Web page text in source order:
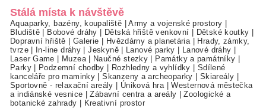
Stálá místa k návštěvě
Aquaparky, bazény, koupaliště |Army a vojenské prostory
Bludiště
Bobové dráhy Dětská hřiště venkovní Dětské koutky
Dopravní hřiště
Galerie Hvězdárny a planetária
Hrady, zámky,
tvrze| In-line dráhy |Jeskyně| Lanové parky Lanové dráhy
Laser Game
Muzea| Naučné stezky Památky a památníky
Parky| Podzemní chodby Rozhledny a vyhlídky
Sdílené
kanceláře pro maminky |Skanzeny a archeoparky Skiareály
Sportovně - relaxační areály
Úniková hra |Westernová městečka
a indiánské vesnice |Zábavní centra a areály |Zoologické a
botanické zahrady
Kreativní prostor